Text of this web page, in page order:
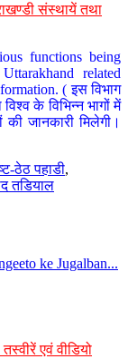
संस्थायें तथा
functions being
related
( इस विभाग
के विभिन्न भागों में
जानकारी मिलेगी।
ठेठ पहाडी,
तडियाल
ke Jugalban...
एवं वीडियो